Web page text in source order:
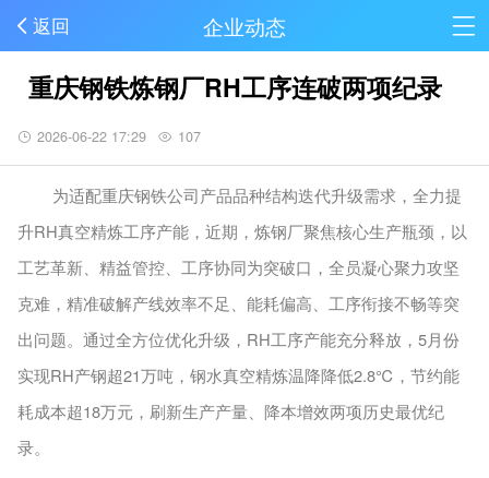
返回 企业动态
重庆钢铁炼钢厂RH工序连破两项纪录
2026-06-22 17:29 107
为适配重庆钢铁公司产品品种结构迭代升级需求，全力提
升RH真空精炼工序产能，近期，炼钢厂聚焦核心生产瓶颈，以
工艺革新、精益管控、工序协同为突破口，全员凝心聚力攻坚
克难，精准破解产线效率不足、能耗偏高、工序衔接不畅等突
出问题。通过全方位优化升级，RH工序产能充分释放，5月份
实现RH产钢超21万吨，钢水真空精炼温降降低2.8℃，节约能
耗成本超18万元，刷新生产产量、降本增效两项历史最优纪
录。